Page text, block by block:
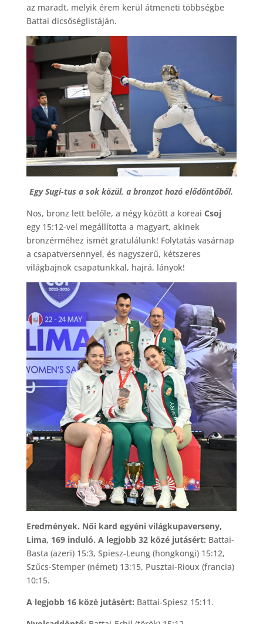
az maradt, melyik érem kerül átmeneti többségbe
Battai dicsőséglistáján.
Egy Sugi-tus a sok közül, a bronzot hozó elődöntőből.
Nos, bronz lett belőle, a négy között a koreai Csoj
egy 15:12-vel megállította a magyart, akinek
bronzérméhez ismét gratulálunk! Folytatás vasárnap
a csapatversennyel, és nagyszerű, kétszeres
világbajnok csapatunkkal, hajrá, lányok!
Eredmények. Női kard egyéni világkupaverseny,
Lima, 169 induló. A legjobb 32 közé jutásért: Battai-
Basta (azeri) 15:3, Spiesz-Leung (hongkongi) 15:12,
Szűcs-Stemper (német) 13:15, Pusztai-Rioux (francia)
10:15.
A legjobb 16 közé jutásért: Battai-Spiesz 15:11.